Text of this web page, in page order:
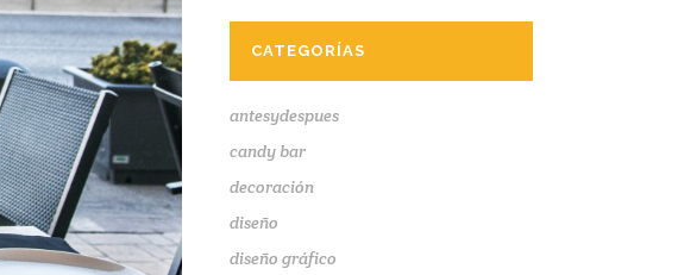
CATEGORÍAS
antesydespues
candy bar
decoración
diseño
diseño gráfico